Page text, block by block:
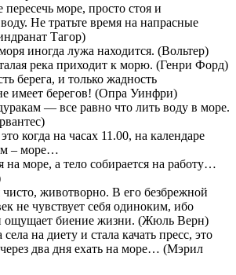
море, просто стоя и
Не тратьте время на напрасные
Тагор)
иногда лужа находится. (Вольтер)
река приходит к морю. (Генри Форд)
берега, и только жадность
имеет берегов! (Опра Уинфри)
— все равно что лить воду в море.
когда на часах 11.00, на календаре
– море…
на море, а тело собирается на работу…
животворно. В его безбрежной
не чувствует себя одиноким, ибо
ощущает биение жизни. (Жюль Верн)
на диету и стала качать пресс, это
через два дня ехать на море… (Мэрил